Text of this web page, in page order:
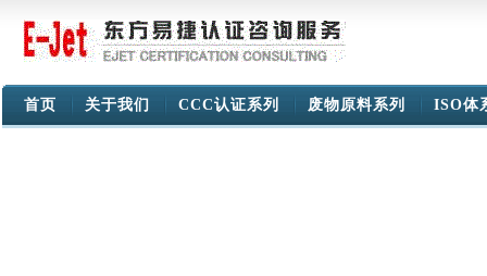
首页 关于我们 CCC认证系列 废物原料系列 ISO体